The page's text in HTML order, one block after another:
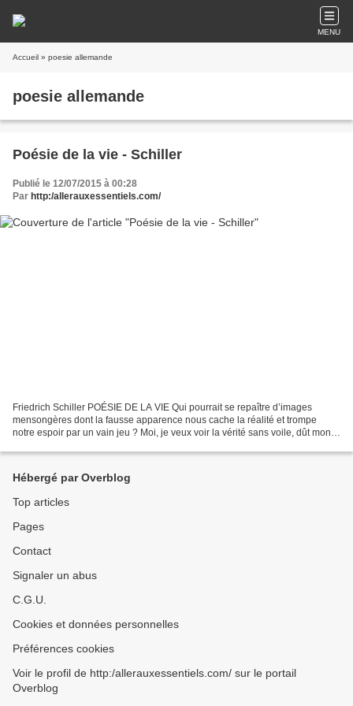
MENU
Accueil » poesie allemande
poesie allemande
Poésie de la vie - Schiller
Publié le 12/07/2015 à 00:28
Par http:/allerauxessentiels.com/
Friedrich Schiller POÉSIE DE LA VIE Qui pourrait se repaître d’images
mensongères dont la fausse apparence nous cache la réalité et trompe
notre espoir par un vain jeu ? Moi, je veux voir la vérité sans voile, dût mon
Hébergé par Overblog
Top articles
Pages
Contact
Signaler un abus
C.G.U.
Cookies et données personnelles
Préférences cookies
Voir le profil de http:/allerauxessentiels.com/ sur le portail
Overblog